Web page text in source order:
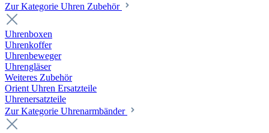
Zur Kategorie Uhren Zubehör
Uhrenboxen
Uhrenkoffer
Uhrenbeweger
Uhrengläser
Weiteres Zubehör
Orient Uhren Ersatzteile
Uhrenersatzteile
Zur Kategorie Uhrenarmbänder